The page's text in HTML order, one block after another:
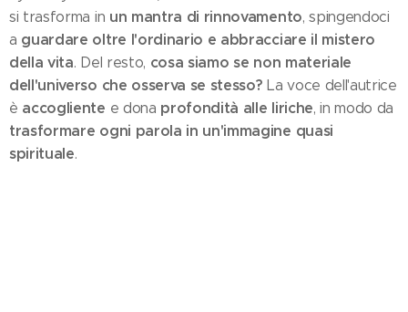
si trasforma in un mantra di rinnovamento, spingendoci
a guardare oltre l'ordinario e abbracciare il mistero
della vita. Del resto, cosa siamo se non materiale
dell'universo che osserva se stesso? La voce dell'autrice
è accogliente e dona profondità alle liriche, in modo da
trasformare ogni parola in un'immagine quasi
spirituale.